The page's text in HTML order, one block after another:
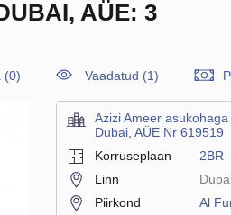
AÜE: 3
(0) Vaadatud (1)
Azizi Ameer asukohaga
Dubai, AÜE Nr 619519
Korruseplaan
2BR
Linn
Dubai
Piirkond
Al